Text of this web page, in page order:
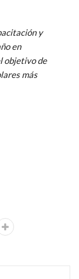
y
en
objetivo de
más